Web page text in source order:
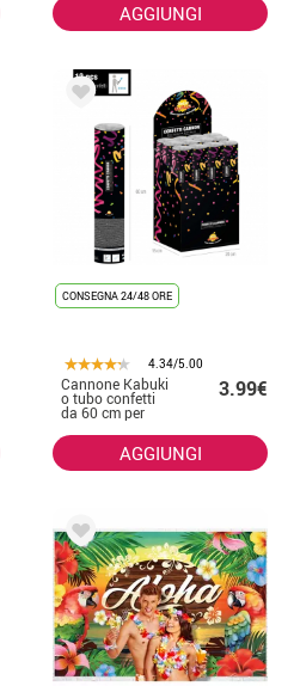
AGGIUNGI
CONSEGNA 24/48 ORE
4.34/5.00
Cannone Kabuki
o tubo confetti
da 60 cm per
matrimoni e
celebrazioni
3.99€
AGGIUNGI